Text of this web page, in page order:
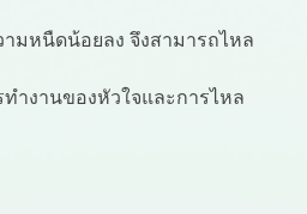
ามหนืดน้อยลง จึงสามารถไหล
ำงานของหัวใจและการไหล